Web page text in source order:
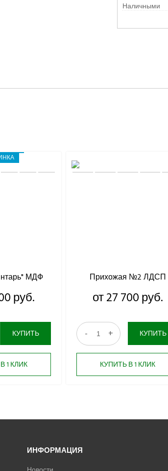
Наличными
МДФ
руб.
КУПИТЬ
1 КЛИК
Прихожая №2 ЛДСП
от 27 700 руб.
- + КУПИТЬ
КУПИТЬ В 1 КЛИК
ИНФОРМАЦИЯ